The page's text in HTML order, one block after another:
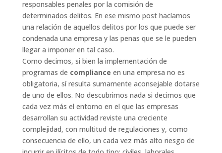
responsables penales por la comisión de
determinados delitos. En ese mismo post hacíamos
una relación de aquellos delitos por los que puede ser
condenada una empresa y las penas que se le pueden
llegar a imponer en tal caso.
Como decimos, si bien la implementación de
programas de compliance en una empresa no es
obligatoria, sí resulta sumamente aconsejable dotarse
de uno de ellos. No descubrimos nada si decimos que
cada vez más el entorno en el que las empresas
desarrollan su actividad reviste una creciente
complejidad, con multitud de regulaciones y, como
consecuencia de ello, un cada vez más alto riesgo de